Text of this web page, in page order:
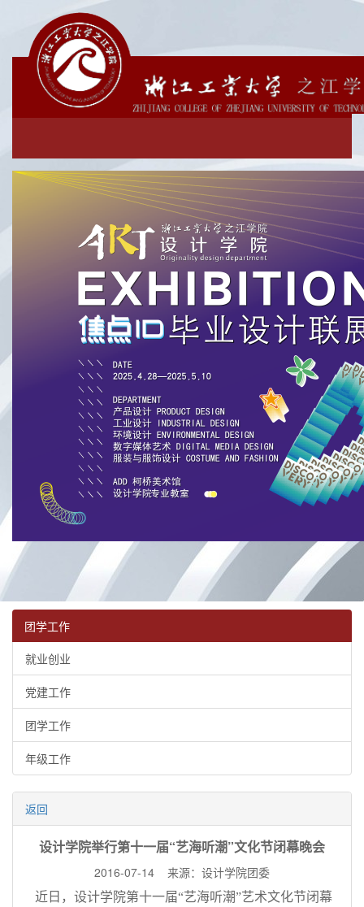
团学工作
就业创业
党建工作
团学工作
年级工作
返回
设计学院举行第十一届“艺海听潮”文化节闭幕晚会
2016-07-14 来源：设计学院团委
近日，设计学院第十一届“艺海听潮”艺术文化节闭幕